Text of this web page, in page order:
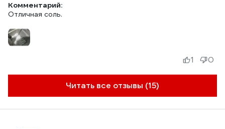
Комментарий:
Отличная соль.
Читать все отзывы (15)
1 0